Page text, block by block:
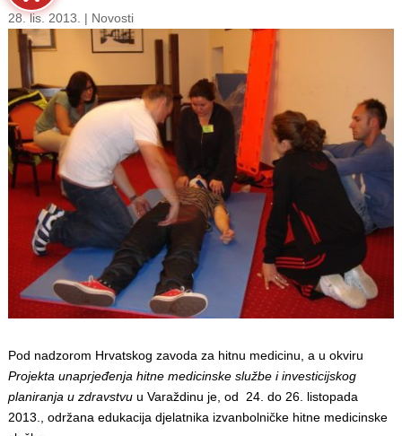
28. lis. 2013. | Novosti
Pod nadzorom Hrvatskog zavoda za hitnu medicinu, a u okviru
Projekta unaprjeđenja hitne medicinske službe i investicijskog
planiranja u zdravstvuu Varaždinu je, od 24. do 26. listopada
2013., održana edukacija djelatnika izvanbolničke hitne medicinske